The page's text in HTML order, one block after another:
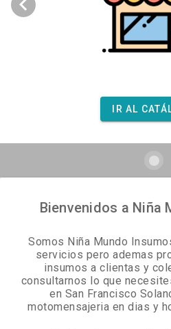
IR AL
Bienvenidos a Niña
Somos Niña Mundo
servicios pero ademas
insumos a clientas y
consultarnos lo que
en San Francisco
motomensajeria en dias y